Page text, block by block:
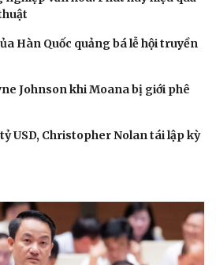
Hàn Quốc quảng bá lễ hội truyền
Johnson khi Moana bị giới phê
USD, Christopher Nolan tái lập kỳ